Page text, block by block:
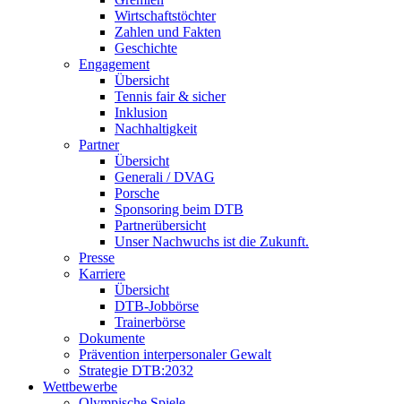
Wirtschaftstöchter
Zahlen und Fakten
Geschichte
Engagement
Übersicht
Tennis fair & sicher
Inklusion
Nachhaltigkeit
Partner
Übersicht
Generali / DVAG
Porsche
Sponsoring beim DTB
Partnerübersicht
Unser Nachwuchs ist die Zukunft.
Presse
Karriere
Übersicht
DTB-Jobbörse
Trainerbörse
Dokumente
Prävention interpersonaler Gewalt
Strategie DTB:2032
Wettbewerbe